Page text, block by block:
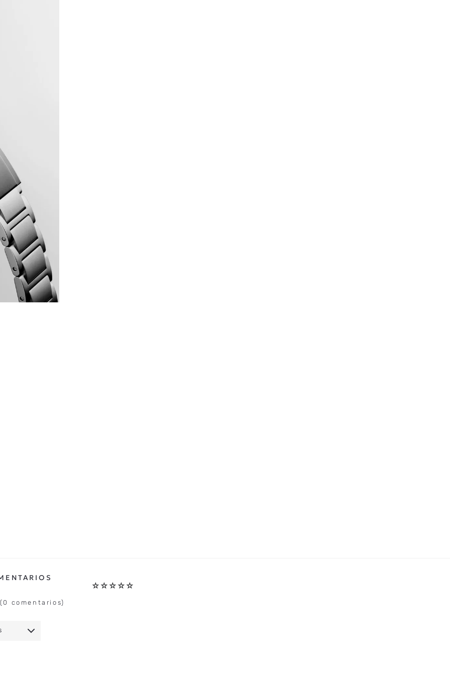
☆ ☆ ☆ ☆ ☆
(0 comentarios)